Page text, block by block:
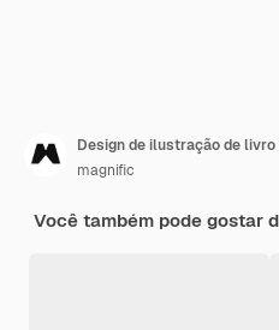
Design de ilustração de livro
magnific
Você também pode gostar